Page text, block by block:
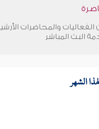
الفعاليات والمحاضرات
البث المباشر
الشهر